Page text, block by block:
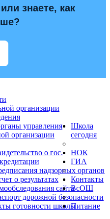
знаете, как
организации
управления
организации
о гос.
надзорных органов
о результатах
сайта
дорожной безопасности
готовности школы
Школа
сегодня
НОК
ГИА
Контакты
ВсОШ
Питание